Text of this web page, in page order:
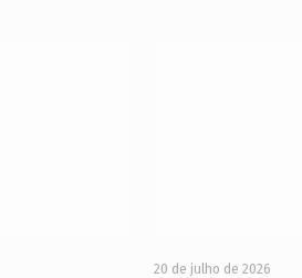
20 de julho de 2026